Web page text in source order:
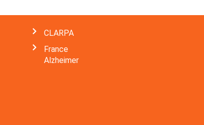
CLARPA
France
Alzheimer